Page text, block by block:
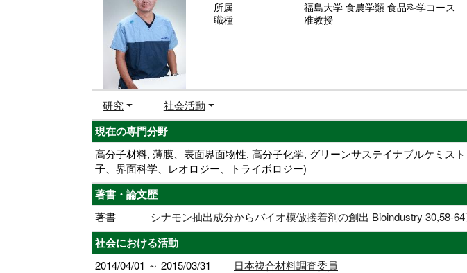
所属
福島大学 食農学類 食品科学コース
職種
准教授
研究 社会活動
現在の専門分野
高分子材料, 薄膜、表面界面物性, 高分子化学, グリーンサステイナブルケミス
子、界面科学、レオロジー、トライボロジー)
著書・論文歴
著書 シナモン抽出成分からバイオ模倣接着剤の創出 Bioindustry 30,58-
社会における活動
2014/04/01 ～ 2015/03/31 日本複合材料調査委員